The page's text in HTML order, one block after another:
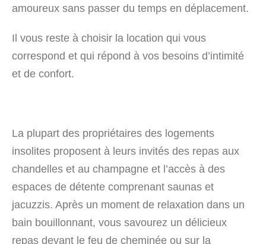
amoureux sans passer du temps en déplacement.
Il vous reste à choisir la location qui vous
correspond et qui répond à vos besoins d’intimité
et de confort.
La plupart des propriétaires des logements
insolites proposent à leurs invités des repas aux
chandelles et au champagne et l’accès à des
espaces de détente comprenant saunas et
jacuzzis. Après un moment de relaxation dans un
bain bouillonnant, vous savourez un délicieux
repas devant le feu de cheminée ou sur la